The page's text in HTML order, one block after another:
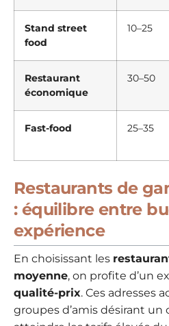
Stand street
food
10–25
Restaurant
économique
30–50
Fast-food 25–35
Restaurants de
: équilibre entre
expérience
En choisissant les
moyenne, on profite d’un
qualité-prix. Ces adresses
groupes d’amis désirant un